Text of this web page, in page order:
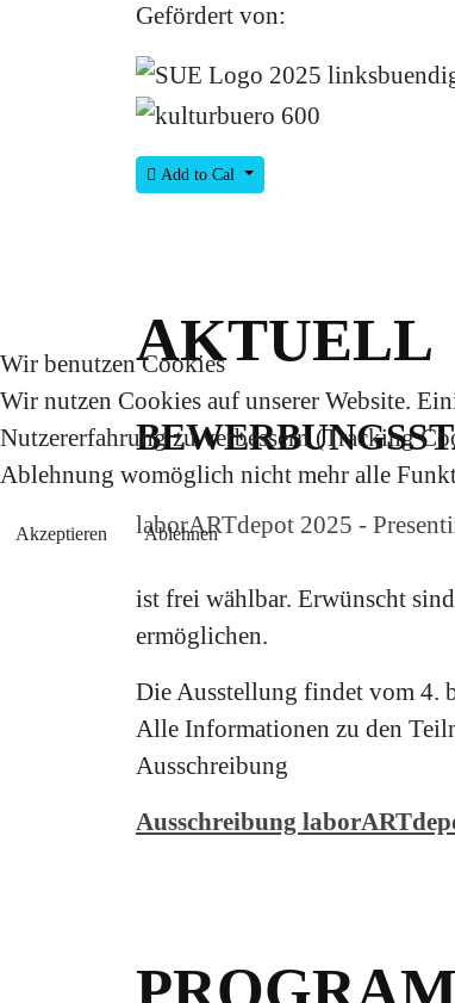
Gefördert von:
Add to Cal
AKTUELL
laborARTdepot 2025 -
ist frei wählbar. Erwünscht
ermöglichen.
Die Ausstellung findet vom 4.
Alle Informationen zu den
Ausschreibung
Ausschreibung
Wir benutzen Cookies
Wir nutzen Cookies auf unserer Website.
Nutzererfahrung zu verbessern (Tracking
Ablehnung womöglich nicht mehr alle
Akzeptieren Ablehnen